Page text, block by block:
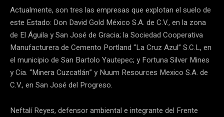
Actualmente, son tres las empresas que explotan el suelo de
este Estado: Don David Gold México S.A. de C.V., en la zona
de El Águila y San José de Gracia; la Sociedad Cooperativa
Manufacturera de Cemento Portland “La Cruz Azul” S.C.L, en
el municipio de San Bartolo Yautepec; y Fortuna Silver Mines
y Cia. “Minera Cuzcatlán” y Nuum Resources Mexico S.A. de
C.V., en San José del Progreso.
Neftalí Reyes, defensor ambiental e integrante del Frente